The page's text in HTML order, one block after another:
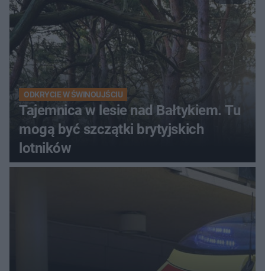
ODKRYCIE W ŚWINOUJŚCIU
Tajemnica w lesie nad Bałtykiem. Tu
mogą być szczątki brytyjskich
lotników